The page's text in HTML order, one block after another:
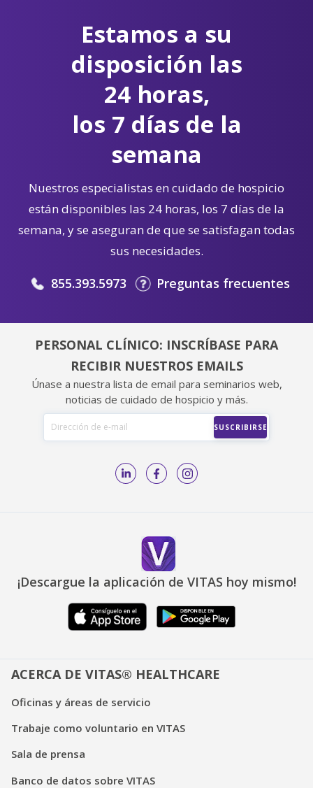
Estamos a su
disposición las
24 horas,
los 7 días de la
semana
Nuestros especialistas en cuidado de hospicio
están disponibles las 24 horas, los 7 días de la
semana, y se aseguran de que se satisfagan todas
sus necesidades.
855.393.5973 Preguntas frecuentes
PERSONAL CLÍNICO: INSCRÍBASE PARA
RECIBIR NUESTROS EMAILS
Únase a nuestra lista de email para seminarios web,
noticias de cuidado de hospicio y más.
¡Descargue la aplicación de VITAS hoy mismo!
ACERCA DE VITAS® HEALTHCARE
Oficinas y áreas de servicio
Trabaje como voluntario en VITAS
Sala de prensa
Banco de datos sobre VITAS